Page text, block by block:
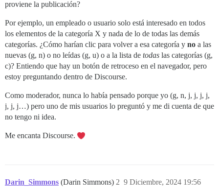
proviene la publicación?
Por ejemplo, un empleado o usuario solo está interesado en todos
los elementos de la categoría X y nada de lo de todas las demás
categorías. ¿Cómo harían clic para volver a esa categoría y no a las
nuevas (g, n) o no leídas (g, u) o a la lista de todas las categorías (g,
c)? Entiendo que hay un botón de retroceso en el navegador, pero
estoy preguntando dentro de Discourse.
Como moderador, nunca lo había pensado porque yo (g, n, j, j, j, j,
j, j, j…) pero uno de mis usuarios lo preguntó y me di cuenta de que
no tengo ni idea.
Me encanta Discourse.
Darin_Simmons (Darin Simmons) 9 Diciembre, 2024 19:56
2